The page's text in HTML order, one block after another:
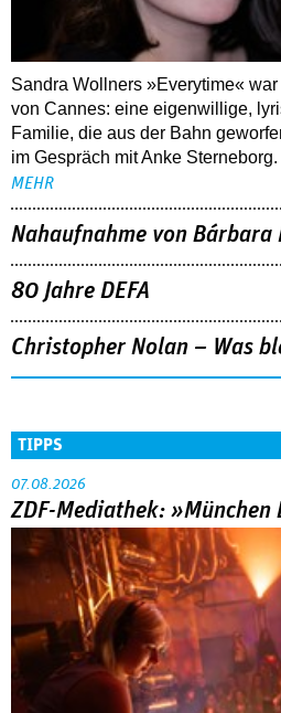
Sandra Wollners »Everytime«
von Cannes: eine eigenwillige,
Familie, die aus der Bahn
im Gespräch mit Anke Sterneborg.
MEHR
Nahaufnahme von Bárbara
80 Jahre DEFA
Christopher Nolan – Was
TIPPS
07.08.2026
ZDF-Mediathek: »München